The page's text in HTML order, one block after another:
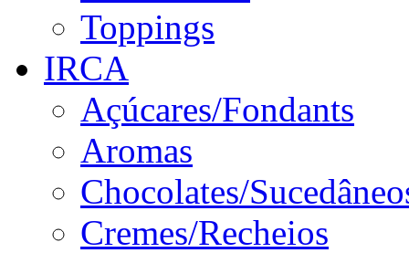
Toppings
IRCA
Açúcares/Fondants
Aromas
Chocolates/
Cremes/Recheios